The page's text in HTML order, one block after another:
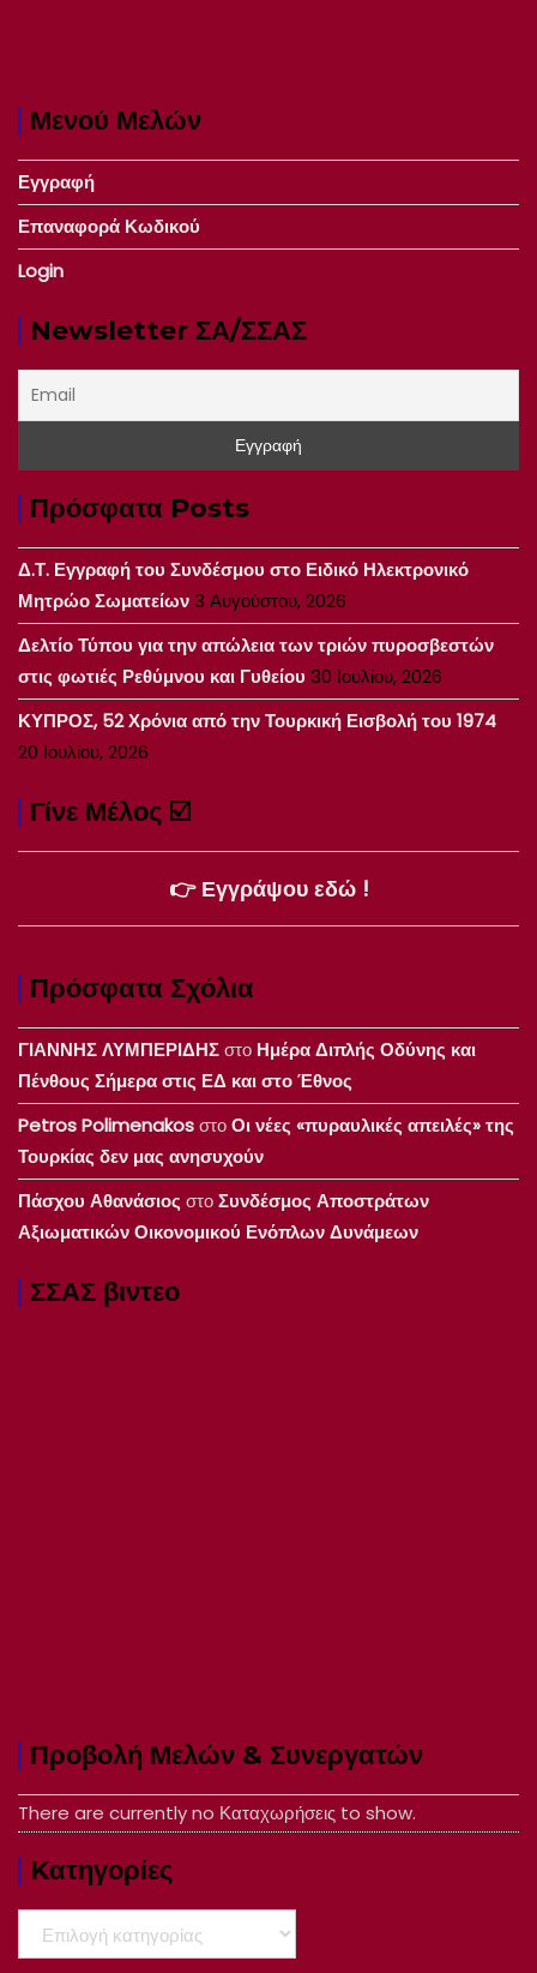
Μενού Μελών
Εγγραφή
Επαναφορά Κωδικού
Login
Newsletter ΣΑ/ΣΣΑΣ
Πρόσφατα Posts
Δ.Τ. Εγγραφή του Συνδέσμου στο Ειδικό Ηλεκτρονικό
Μητρώο Σωματείων3 Αυγούστου, 2026
Δελτίο Τύπου για την απώλεια των τριών πυροσβεστών
στις φωτιές Ρεθύμνου και Γυθείου 30 Ιουλίου, 2026
ΚΥΠΡΟΣ, 52 Χρόνια από την Τουρκική Εισβολή του 1974
20 Ιουλίου, 2026
Γίνε Μέλος ☑️
👉 Εγγράψου εδώ !
Πρόσφατα Σχόλια
ΓΙΑΝΝΗΣ ΛΥΜΠΕΡΙΔΗΣστο Ημέρα Διπλής Οδύνης και
Πένθους Σήμερα στις ΕΔ και στο Έθνος
Petros PolimenakosστοΟι νέες «πυραυλικές απειλές» της
Τουρκίας δεν μας ανησυχούν
Πάσχου ΑθανάσιοςστοΣυνδέσμος Αποστράτων
Αξιωματικών Οικονομικού Ενόπλων Δυνάμεων
ΣΣΑΣ βιντεο
Προβολή Μελών & Συνεργατών
There are currently no Καταχωρήσεις to show.
Kατηγορίες
Kατηγορίες